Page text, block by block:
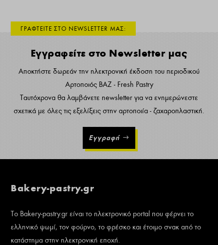
ΓΡΑΦΤΕΙΤΕ ΣΤΟ NEWSLETTER ΜΑΣ:
Εγγραφείτε στο Newsletter μας
Αποκτήστε δωρεάν την ηλεκτρονική έκδοση του περιοδικού
Αρτοποιός ΒΑΖ - Fresh Pastry
Ταυτόχρονα θα λαμβάνετε newsletter για να ενημερώνεστε
σχετικά με όλες τις εξελίξεις στην αρτοποιία - ζαχαροπλαστική.
Εγγραφή
Bakery-pastry.gr
Το Bakery-pastry.gr είναι το ηλεκτρονικό portal που φέρνει το
ελληνικό ψωμί, τον φούρνο, το φρέσκο και έτοιμο σνακ από το
κατάστημα στην ηλεκτρονική εποχή.